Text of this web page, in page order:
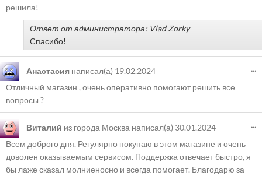
решила!
Ответ от администратора: Vlad Zorky
Спасибо!
Анастасия написал(а) 19.02.2024
Отличный магазин , очень оперативно помогают решить все
вопросы ?
...
Виталий из города Москва написал(а) 30.01.2024
Всем доброго дня. Регулярно покупаю в этом магазине и очень
доволен оказываемым сервисом. Поддержка отвечает быстро, я
бы лаже сказал молниеносно и всегда помогает. Благодарю за
...